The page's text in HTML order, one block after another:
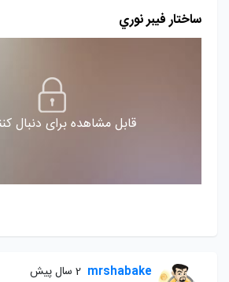
ساختار فيبر نوري
قابل مشاهده برای دنبال
mrshabake 2 سال پیش